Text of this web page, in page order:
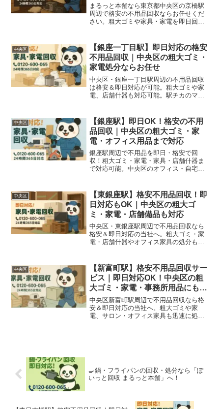
舗お任せ
まるっと本舗なら東京都中央区の京橋駅
周辺で格安の不用品回収ならお任せくだ
さい。粗大ゴミや家具・家電を即日回
中央区
【銀座一丁目駅】即日対応の格安
不用品回収｜中央区の粗大ゴミ・
家電処分ならお任せ
中央区・銀座一丁目駅周辺の不用品回収
は格安＆即日対応が可能。粗大ゴミや家
電、店舗什器も対応可能。駅チカのマン
中央区
【銀座駅】即日OK！格安の不用
品回収｜中央区の粗大ゴミ・家
電・オフィス用品まで対応
銀座駅周辺で不用品を即日・格安で回
収！粗大ゴミ・家電・家具・店舗什器ま
で対応可能。中央区のオフィス・自宅・
中央区
【東銀座駅】格安不用品回収！即
日対応もOK｜中央区の粗大ゴ
ミ・家電・店舗備品も対応
中央区・東銀座駅周辺で不用品回収なら
格安＆即日対応の当社へ。粗大ゴミ・家
電・店舗什器やオフィス家具の処分もお
中央区
【新富町駅】格安不用品回収サー
ビス｜即日対応OK！中央区の粗
大ゴミ・家電・事務所用品にも対
応
中央区新富町駅周辺で不用品回収なら格
安＆即日対応の当社へ。粗大ゴミや家
電、サロン・オフィス家具も迅速に処分
🍳鍋・フライパンの回収・処分なら「ぽ
いっと回収 まるっと本舗」へ！